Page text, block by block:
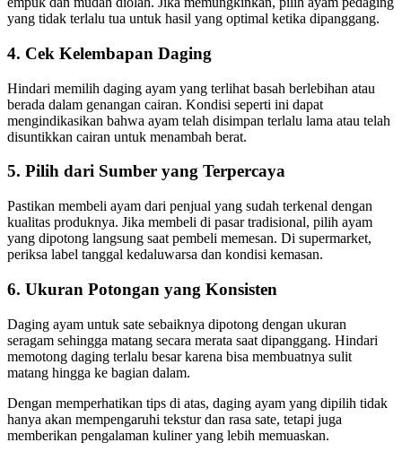
yang tidak terlalu tua untuk hasil yang optimal ketika dipanggang.
4. Cek Kelembapan Daging
Hindari memilih daging ayam yang terlihat basah berlebihan atau
berada dalam genangan cairan. Kondisi seperti ini dapat
mengindikasikan bahwa ayam telah disimpan terlalu lama atau telah
disuntikkan cairan untuk menambah berat.
5. Pilih dari Sumber yang Terpercaya
Pastikan membeli ayam dari penjual yang sudah terkenal dengan
kualitas produknya. Jika membeli di pasar tradisional, pilih ayam
yang dipotong langsung saat pembeli memesan. Di supermarket,
periksa label tanggal kedaluwarsa dan kondisi kemasan.
6. Ukuran Potongan yang Konsisten
Daging ayam untuk sate sebaiknya dipotong dengan ukuran
seragam sehingga matang secara merata saat dipanggang. Hindari
memotong daging terlalu besar karena bisa membuatnya sulit
matang hingga ke bagian dalam.
Dengan memperhatikan tips di atas, daging ayam yang dipilih tidak
hanya akan mempengaruhi tekstur dan rasa sate, tetapi juga
memberikan pengalaman kuliner yang lebih memuaskan.